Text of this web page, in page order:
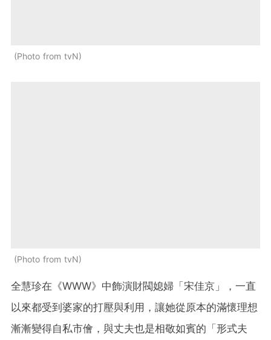
Photo from tvN
Photo from tvN
全慧珍在《WWW》中飾演財閥媳婦「宋佳京」，一直
以來都受到婆家的打壓與利用，讓她從原本的滿懷理想
漸漸變得自私市儈，與丈夫也是相敬如賓的「形式夫